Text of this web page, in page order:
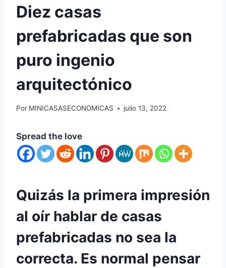
Diez casas
prefabricadas que son
puro ingenio
arquitectónico
Por MINICASASECONOMICAS julio 13, 2022
Spread the love
Quizás la primera impresión
al oír hablar de casas
prefabricadas no sea la
correcta. Es normal pensar